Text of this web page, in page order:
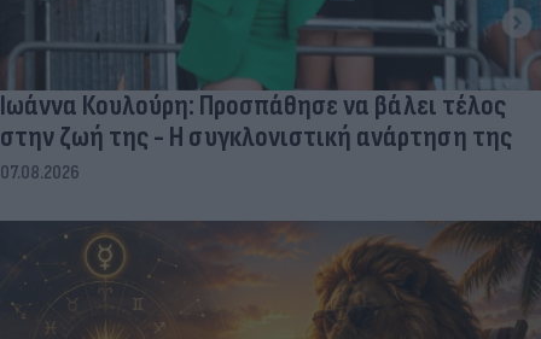
Ιωάννα Κουλούρη: Προσπάθησε να βάλει τέλος
στην ζωή της - Η συγκλονιστική ανάρτηση της
07.08.2026